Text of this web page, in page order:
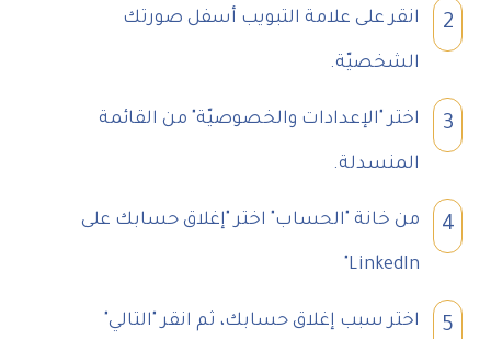
2 انقر على علامة التبويب أسفل صورتك
الشخصيّة.
3 اختر "الإعدادات والخصوصيّة" من القائمة
المنسدلة.
4 من خانة "الحساب" اختر "إغلاق حسابك على
LinkedIn"
5 اختر سبب إغلاق حسابك، ثم انقر "التالي"